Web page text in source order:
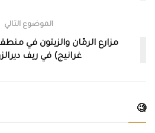
الموضوع التالي
مزارع الرمّان والزيتون في
غرانيج) في ريف
🧐